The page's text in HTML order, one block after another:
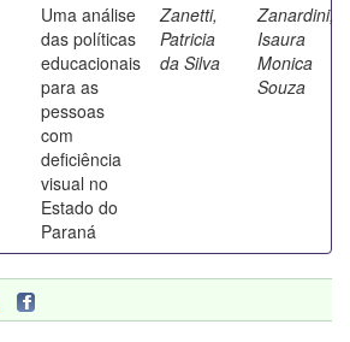
Uma análise
das políticas
educacionais
para as
pessoas
com
deficiência
visual no
Estado do
Paraná
Zanetti,
Patricia
da Silva
Zanardini,
Isaura
Monica
Souza